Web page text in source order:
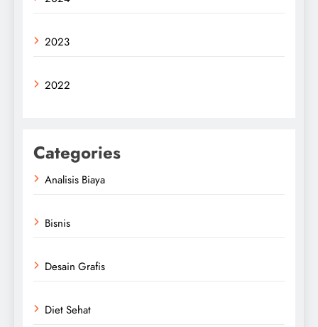
2023
2022
Categories
Analisis Biaya
Bisnis
Desain Grafis
Diet Sehat